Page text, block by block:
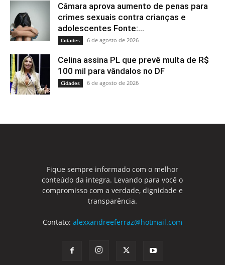
Câmara aprova aumento de penas para
crimes sexuais contra crianças e
adolescentes Fonte:...
Cidades 6 de agosto de 2026
Celina assina PL que prevê multa de R$
100 mil para vândalos no DF
Cidades 6 de agosto de 2026
Fique sempre informado com o melhor
conteúdo da integra. Levando para você o
compromisso com a verdade, dignidade e
transparência.
Contato: alexxandreeferraz@hotmail.com